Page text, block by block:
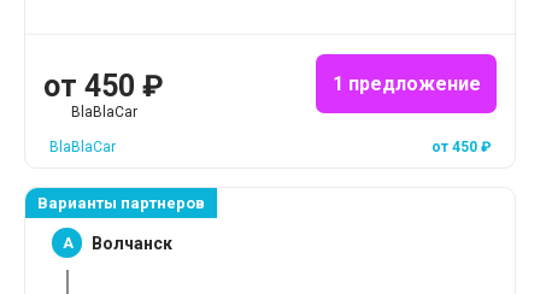
от 450 ₽
BlaBlaCar
1 предложение
BlaBlaCar от 450 ₽
Варианты партнеров
A Волчанск